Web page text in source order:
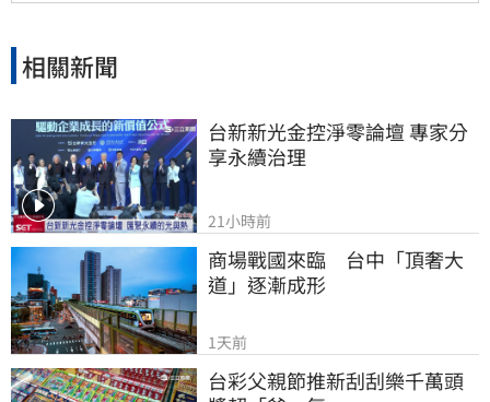
相關新聞
台新新光金控淨零論壇 專家分
享永續治理
21小時前
商場戰國來臨　台中「頂奢大
道」逐漸成形
1天前
台彩父親節推新刮刮樂千萬頭